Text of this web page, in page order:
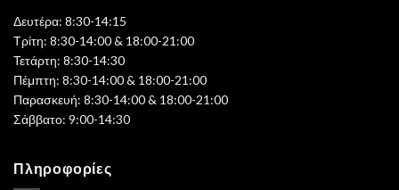
Δευτέρα: 8:30-14:15
Τρίτη: 8:30-14:00 & 18:00-21:00
Τετάρτη: 8:30-14:30
Πέμπτη: 8:30-14:00 & 18:00-21:00
Παρασκευή: 8:30-14:00 & 18:00-21:00
Σάββατο: 9:00-14:30
Πληροφορίες